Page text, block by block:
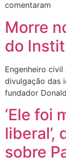
comentaram
Morre
do
Engenheiro
divulgação das
fundador
‘Ele foi
sobre